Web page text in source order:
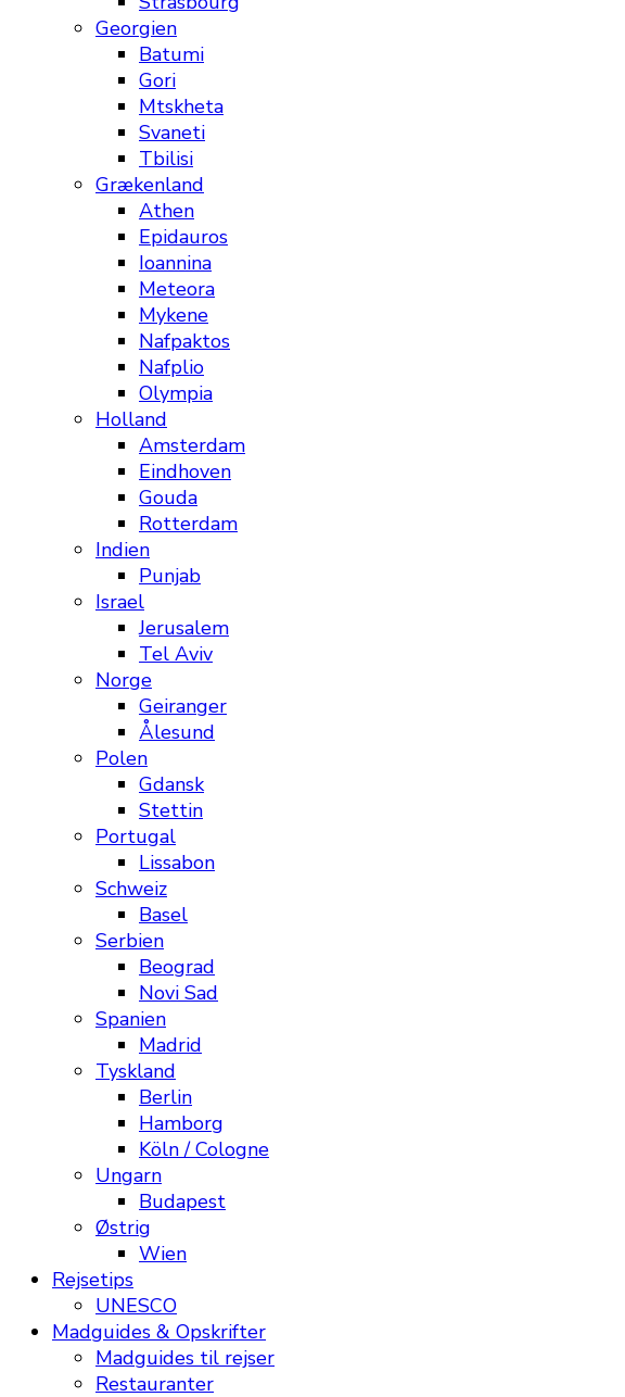
Georgien
Batumi
Gori
Mtskheta
Svaneti
Tbilisi
Grækenland
Athen
Epidauros
Ioannina
Meteora
Mykene
Nafpaktos
Nafplio
Olympia
Holland
Amsterdam
Eindhoven
Gouda
Rotterdam
Indien
Punjab
Israel
Jerusalem
Tel Aviv
Norge
Geiranger
Ålesund
Polen
Gdansk
Stettin
Portugal
Lissabon
Schweiz
Basel
Serbien
Beograd
Novi Sad
Spanien
Madrid
Tyskland
Berlin
Hamborg
Köln / Cologne
Ungarn
Budapest
Østrig
Wien
Rejsetips
UNESCO
Madguides & Opskrifter
Madguides til rejser
Restauranter